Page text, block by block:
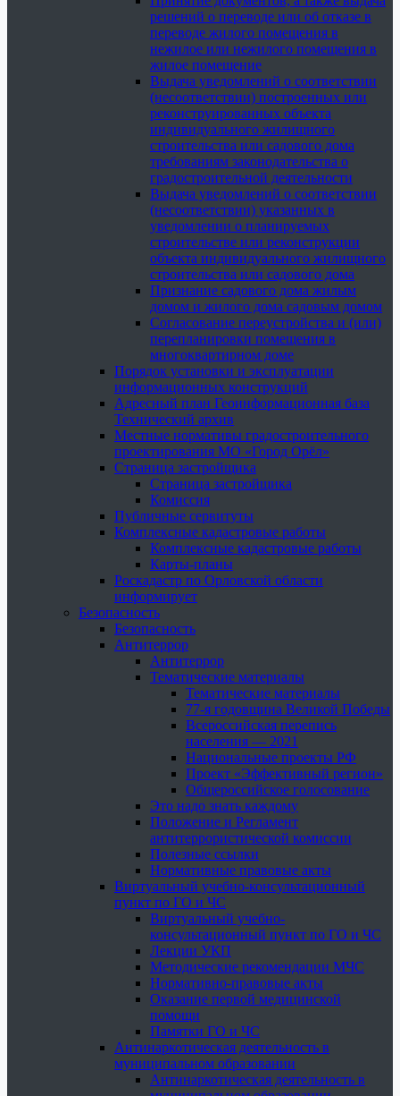
решений о переводе или об отказе в
переводе жилого помещения в
нежилое или нежилого помещения в
жилое помещение
Выдача уведомлений о соответствии
(несоответствии) построенных или
реконструированных объекта
индивидуального жилищного
строительства или садового дома
требованиям законодательства о
градостроительной деятельности
Выдача уведомлений о соответствии
(несоответствии) указанных в
уведомлении о планируемых
строительстве или реконструкции
объекта индивидуального жилищного
строительства или садового дома
Признание садового дома жилым
домом и жилого дома садовым домом
Согласование переустройства и (или)
перепланировки помещения в
многоквартирном доме
Порядок установки и эксплуатации
информационных конструкций
Адресный план Геоинформационная база
Технический архив
Местные нормативы градостроительного
проектирования МО «Город Орёл»
Страница застройщика
Страница застройщика
Комиссия
Публичные сервитуты
Комплексные кадастровые работы
Комплексные кадастровые работы
Карты-планы
Роскадастр по Орловской области
информирует
Безопасность
Безопасность
Антитеррор
Антитеррор
Тематические материалы
Тематические материалы
77-я годовщина Великой Победы
Всероссийская перепись
населения — 2021
Национальные проекты РФ
Проект «Эффективный регион»
Общероссийское голосование
Это надо знать каждому
Положение и Регламент
антитеррористической комиссии
Полезные ссылки
Нормативные правовые акты
Виртуальный учебно-консультационный
пункт по ГО и ЧС
Виртуальный учебно-
консультационный пункт по ГО и ЧС
Лекции УКП
Методические рекомендации МЧС
Нормативно-правовые акты
Оказание первой медицинской
помощи
Памятки ГО и ЧС
Антинаркотическая деятельность в
муниципальном образовании
Антинаркотическая деятельность в